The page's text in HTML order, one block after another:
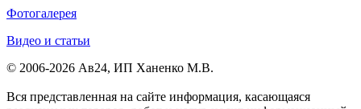
Фотогалерея
Видео и статьи
© 2006-2026 Ав24, ИП Ханенко М.В.
Вся представленная на сайте информация, касающаяся